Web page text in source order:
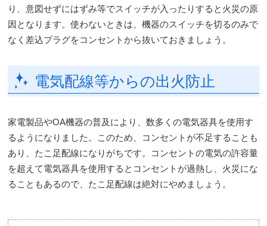
り、意図せずにはずみ等でスイッチが入ったりすると火災の原
因となります。使わないときは、機器のスイッチを切るのみで
なく差込プラグをコンセントから抜いておきましょう。
電気配線等からの出火防止
家電製品やOA機器の普及により、数多くの電気器具を使用す
るようになりました。このため、コンセントが不足することも
あり、たこ足配線になりがちです。コンセントの電気の許容量
を超えて電気器具を使用するとコンセントが過熱し、火災にな
ることもあるので、たこ足配線は絶対にやめましょう。